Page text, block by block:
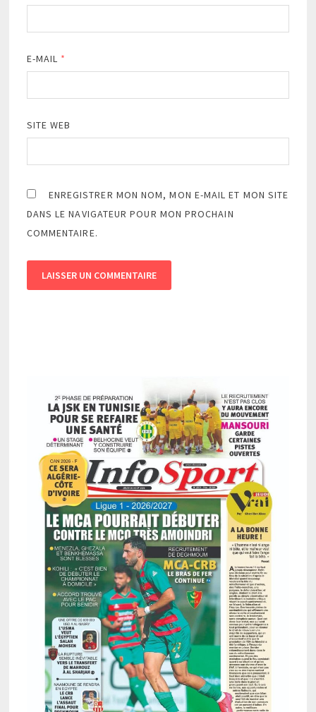
E-MAIL *
SITE WEB
ENREGISTRER MON NOM, MON E-MAIL ET MON SITE
DANS LE NAVIGATEUR POUR MON PROCHAIN
COMMENTAIRE.